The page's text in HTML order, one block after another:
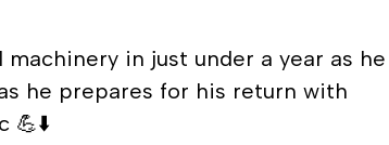
in just under a year as he
he prepares for his return with
💪⬇️